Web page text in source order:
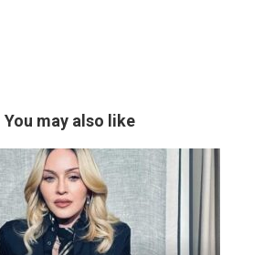
You may also like